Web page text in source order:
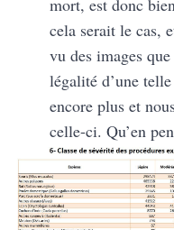
cela serait le cas,
vu des images
légalité d’une
encore plus et
celle-ci. Qu’en